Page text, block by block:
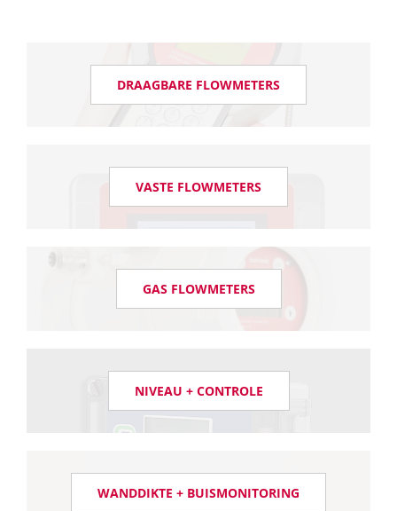
DRAAGBARE FLOWMETERS
VASTE FLOWMETERS
GAS FLOWMETERS
NIVEAU + CONTROLE
WANDDIKTE + BUISMONITORING